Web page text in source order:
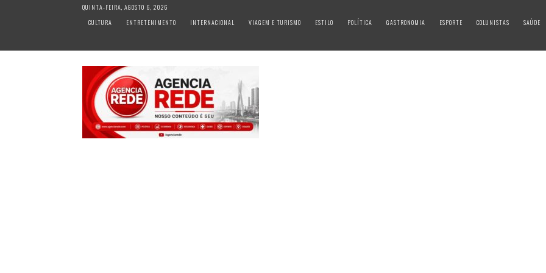
QUINTA-FEIRA, AGOSTO 6, 2026
CULTURA
ENTRETENIMENTO INTERNACIONAL VIAGEM E TURISMO ESTILO POLÍTICA GASTRONOMIA ESPORTE COLUNISTAS SAÚDE